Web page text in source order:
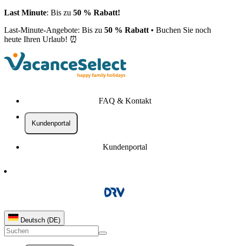
Last Minute: Bis zu 50 % Rabatt!
Last-Minute-Angebote: Bis zu 50 % Rabatt • Buchen Sie noch
heute Ihren Urlaub! ⏰
FAQ & Kontakt
Kundenportal
Kundenportal
Deutsch (DE)